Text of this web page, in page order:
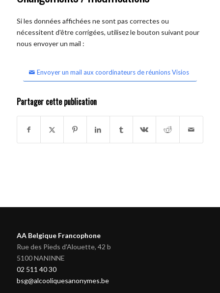
Si les données affichées ne sont pas correctes ou
nécessitent d'être corrigées, utilisez le bouton suivant pour
nous envoyer un mail :
Envoyer un mail aux coordinateurs de réunions Visios
Partager cette publication
AA Belgique Francophone
Rue des Pieds d'Alouette, 42 b
5100 NANINNE
02 511 40 30
bsg@alcooliquesanonymes.be